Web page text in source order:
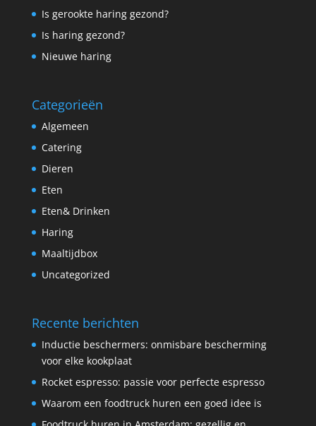
Is gerookte haring gezond?
Is haring gezond?
Nieuwe haring
Categorieën
Algemeen
Catering
Dieren
Eten
Eten& Drinken
Haring
Maaltijdbox
Uncategorized
Recente berichten
Inductie beschermers: onmisbare bescherming
voor elke kookplaat
Rocket espresso: passie voor perfecte espresso
Waarom een foodtruck huren een goed idee is